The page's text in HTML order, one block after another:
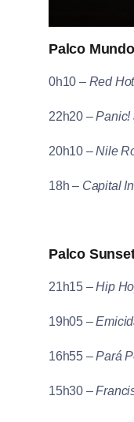
Palco Mundo
0h10 – Red
22h20 –Panic!
20h10 –Nile
18h – Capital
Palco
21h15 –Hip
19h05 –
16h55 –Pará
15h30 –